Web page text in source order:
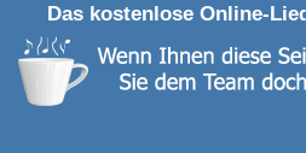
Das kostenlose Online-